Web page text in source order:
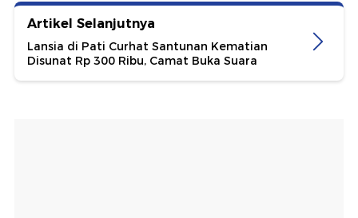
Artikel Selanjutnya
Lansia di Pati Curhat Santunan Kematian
Disunat Rp 300 Ribu, Camat Buka Suara